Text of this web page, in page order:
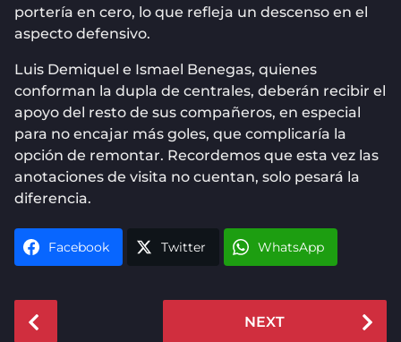
portería en cero, lo que refleja un descenso en el
aspecto defensivo.
Luis Demiquel e Ismael Benegas, quienes
conforman la dupla de centrales, deberán recibir el
apoyo del resto de sus compañeros, en especial
para no encajar más goles, que complicaría la
opción de remontar. Recordemos que esta vez las
anotaciones de visita no cuentan, solo pesará la
diferencia.
Facebook Twitter WhatsApp
o
NEXT